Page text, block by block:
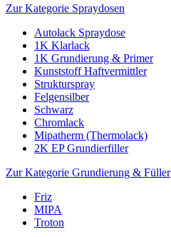
Zur Kategorie Spraydosen
Autolack Spraydose
1K Klarlack
1K Grundierung & Primer
Kunststoff Haftvermittler
Strukturspray
Felgensilber
Schwarz
Chromlack
Mipatherm (Thermolack)
2K EP Grundierfiller
Zur Kategorie Grundierung & Füller
Friz
MIPA
Troton